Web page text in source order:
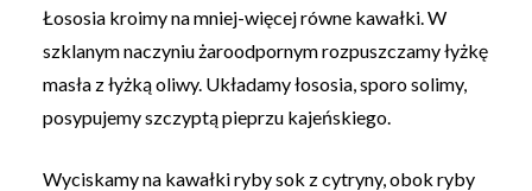
Łososia kroimy na mniej-więcej równe kawałki. W
szklanym naczyniu żaroodpornym rozpuszczamy łyżkę
masła z łyżką oliwy. Układamy łososia, sporo solimy,
posypujemy szczyptą pieprzu kajeńskiego.
Wyciskamy na kawałki ryby sok z cytryny, obok ryby